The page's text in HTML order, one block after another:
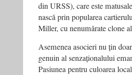
din URSS), care este
nască prin popularea
Miller, cu nenumărate clone
Asemenea asocieri nu țin
genuin al senzaționalului
Pasiunea pentru culoarea